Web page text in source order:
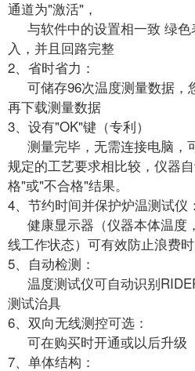
通道为"激活"，
与软件中的设置相一致 绿色
入，并且回路完整
2、省时省力：
可储存96次温度测量数据，
再下载测量数据
3、设有"OK"键（专利）
测量完毕，无需连接电脑，
规定的工艺要求相比较，仪器
格"或"不合格"结果。
4、节约时间并保护炉温测试仪：
健康显示器（仪器本体温度
线工作状态）可有效防止浪费
5、自动检测：
温度测试仪可自动识别
测试治具
6、双向无线测控可选：
可在购买时开通或以后升级
7、单体结构：